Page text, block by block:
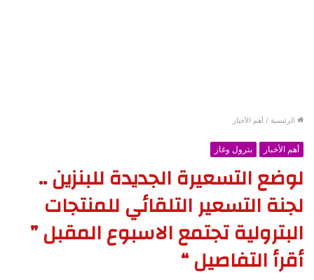
الرئيسية / أهم الأخبار
أهم الأخبار بترول وغاز
لوضع التسعيرة الجديدة للبنزين ..
لجنة التسعير التلقائي للمنتجات
البترولية تجتمع الاسبوع المقبل ”
أقرأ التفاصيل “